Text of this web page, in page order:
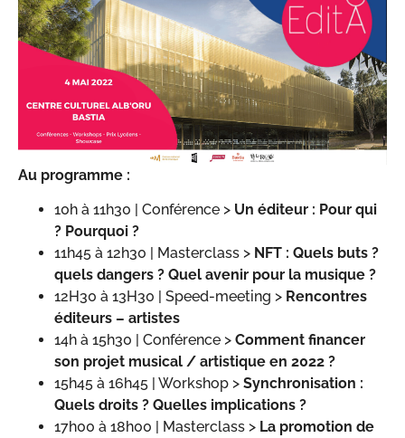
Au programme :
10h à 11h30 | Conférence > Un éditeur : Pour qui
? Pourquoi ?
11h45 à 12h30 | Masterclass > NFT : Quels buts ?
quels dangers ? Quel avenir pour la musique ?
12H30 à 13H30 | Speed-meeting > Rencontres
éditeurs – artistes
14h à 15h30 | Conférence > Comment financer
son projet musical / artistique en 2022 ?
15h45 à 16h45 | Workshop > Synchronisation :
Quels droits ? Quelles implications ?
17h00 à 18h00 | Masterclass > La promotion de